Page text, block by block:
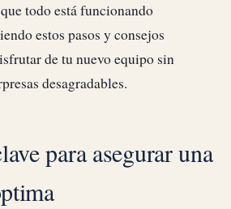
todo está funcionando
estos pasos y consejos
de tu nuevo equipo sin
desagradables.
para asegurar una